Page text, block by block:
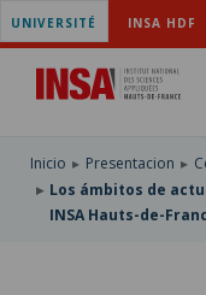
SKIP
TO
MAIN
NAVIGATION
PASAR
CONTENIDO
SKIP
UNIVERSITÉ INSA HDF
Inicio Presentacion
Los ámbitos de
INSA Hauts-de-